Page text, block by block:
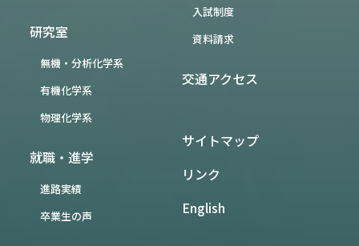
研究室
無機・分析化学系
有機化学系
物理化学系
就職・進学
進路実績
卒業生の声
入試制度
資料請求
交通アクセス
サイトマップ
リンク
English